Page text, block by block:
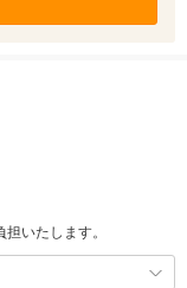
いたします。